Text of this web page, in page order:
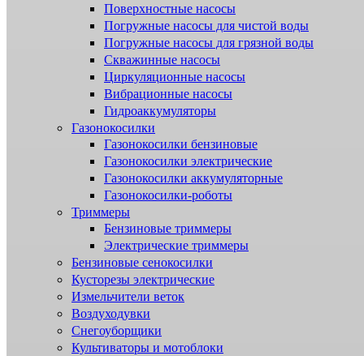
Поверхностные насосы
Погружные насосы для чистой воды
Погружные насосы для грязной воды
Скважинные насосы
Циркуляционные насосы
Вибрационные насосы
Гидроаккумуляторы
Газонокосилки
Газонокосилки бензиновые
Газонокосилки электрические
Газонокосилки аккумуляторные
Газонокосилки-роботы
Триммеры
Бензиновые триммеры
Электрические триммеры
Бензиновые сенокосилки
Кусторезы электрические
Измельчители веток
Воздуходувки
Снегоуборщики
Культиваторы и мотоблоки